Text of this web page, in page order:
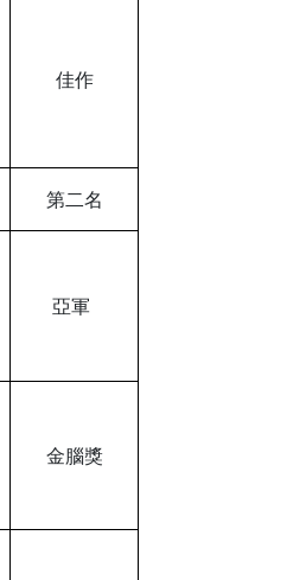
佳作
第二名
亞軍
金腦獎